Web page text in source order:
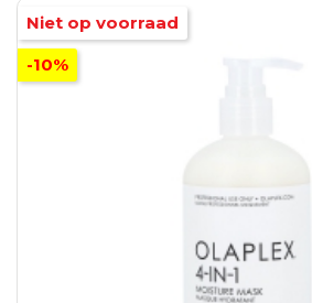
Niet op voorraad
-10%